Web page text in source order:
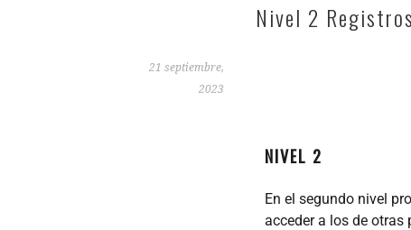
Nivel 2
21 septiembre,
2023
NIVEL 2
En el segundo nivel
acceder a los de otras